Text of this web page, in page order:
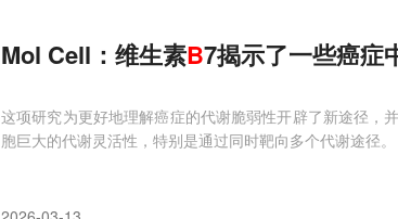
Mol Cell：维生素B7揭示了一些癌症
这项研究为更好地理解癌症的代谢脆弱性开辟了新途径，
胞巨大的代谢灵活性，特别是通过同时靶向多个代谢途径。